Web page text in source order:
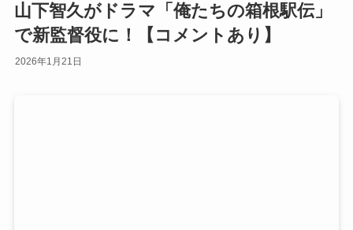
山下智久がドラマ「俺たちの箱根駅伝」
で新監督役に！【コメントあり】
2026年1月21日